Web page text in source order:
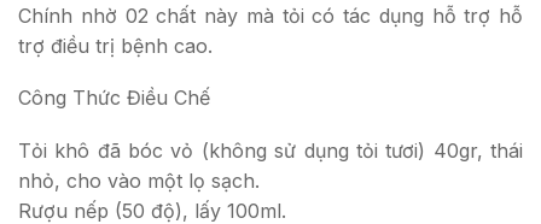
Chính nhờ 02 chất này mà tỏi có tác dụng hỗ trợ hỗ
trợ điều trị bệnh cao.
Công Thức Điều Chế
Tỏi khô đã bóc vỏ (không sử dụng tỏi tươi) 40gr, thái
nhỏ, cho vào một lọ sạch.
Rượu nếp (50 độ), lấy 100ml.